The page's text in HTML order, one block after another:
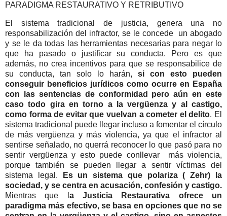
PARADIGMA RESTAURATIVO Y RETRIBUTIVO
El sistema tradicional de justicia, genera una no
responsabilización del infractor, se le concede un abogado
y se le da todas las herramientas necesarias para negar lo
que ha pasado o justificar su conducta. Pero es que
además, no crea incentivos para que se responsabilice de
su conducta, tan solo lo harán, si con esto pueden
conseguir beneficios jurídicos como ocurre en España
con las sentencias de conformidad pero aún en este
caso todo gira en torno a la vergüenza y al castigo,
como forma de evitar que vuelvan a cometer el delito. El
sistema tradicional puede llegar incluso a fomentar el círculo
de más vergüenza y más violencia, ya que el infractor al
sentirse señalado, no querrá reconocer lo que pasó para no
sentir vergüenza y esto puede conllevar más violencia,
porque también se pueden llegar a sentir víctimas del
sistema legal.
Es un sistema que polariza ( Zehr) la
sociedad, y se centra en acusación, confesión y castigo.
Mientras que l a Justicia Restaurativa ofrece un
paradigma más efectivo, se basa en opciones que no se